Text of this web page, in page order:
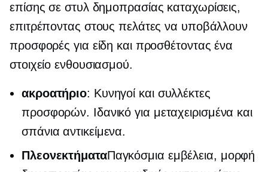
επίσηςσε στυλ δημοπρασίας καταχωρίσεις,
επιτρέποντας στους πελάτες να υποβάλλουν
προσφορές για είδη και προσθέτοντας ένα
στοιχείο ενθουσιασμού.
ακροατήριο: Κυνηγοί και συλλέκτες
προσφορών. Ιδανικό για μεταχειρισμένα και
σπάνια αντικείμενα.
ΠλεονεκτήματαΠαγκόσμια εμβέλεια, μορφή